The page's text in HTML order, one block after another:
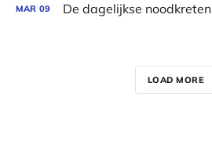
MAR 09 De dagelijkse noodkreten
LOAD MORE